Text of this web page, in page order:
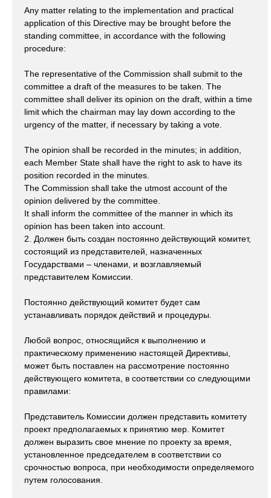
Any matter relating to the implementation and practical
application of this Directive may be brought before the
standing committee, in accordance with the following
procedure:
The representative of the Commission shall submit to the
committee a draft of the measures to be taken. The
committee shall deliver its opinion on the draft, within a time
limit which the chairman may lay down according to the
urgency of the matter, if necessary by taking a vote.
The opinion shall be recorded in the minutes; in addition,
each Member State shall have the right to ask to have its
position recorded in the minutes.
The Commission shall take the utmost account of the
opinion delivered by the committee.
It shall inform the committee of the manner in which its
opinion has been taken into account.
2. Должен быть создан постоянно действующий комитет,
состоящий из представителей, назначенных
Государствами – членами, и возглавляемый
представителем Комиссии.
Постоянно действующий комитет будет сам
устанавливать порядок действий и процедуры.
Любой вопрос, относящийся к выполнению и
практическому применению настоящей Директивы,
может быть поставлен на рассмотрение постоянно
действующего комитета, в соответствии со следующими
правилами:
Представитель Комиссии должен представить комитету
проект предполагаемых к принятию мер. Комитет
должен выразить свое мнение по проекту за время,
установленное председателем в соответствии со
срочностью вопроса, при необходимости определяемого
путем голосования.